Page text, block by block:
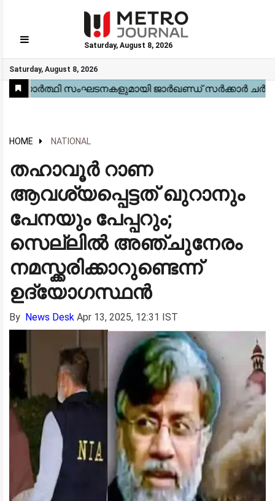
Saturday, August 8, 2026
Saturday, August 8, 2026
GO
Home
Kerala
National
Gulf
World
Sports
Movies
Health
Automobile
Travel
Education
Novel
Business
Technology
Webstory
HOME NATIONAL
തഹാവൂർ റാണ
ആവശ്യപ്പെട്ടത് ഖുറാനും
പേനയും പേപ്പറും;
സെല്ലില്‍ അഞ്ചുനേരം
നമസ്ക്കരിക്കാറുണ്ടെന്ന്
ഉദ്യോഗസ്ഥൻ
By News Desk Apr 13, 2025, 12:31 IST